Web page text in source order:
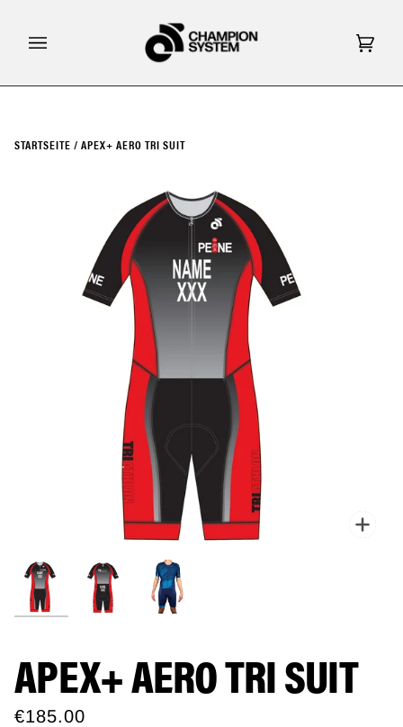
Inhalt
STARTSEITE / APEX+ AERO TRI SUIT
APEX+ AERO TRI SUIT
€185.00